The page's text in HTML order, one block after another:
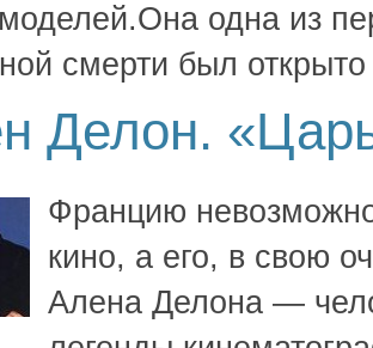
одна из
смерти был
Делон.
Францию
кино, а его, в свою
Алена Делона —